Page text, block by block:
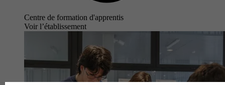
Centre de formation d'apprentis
Voir l’établissement